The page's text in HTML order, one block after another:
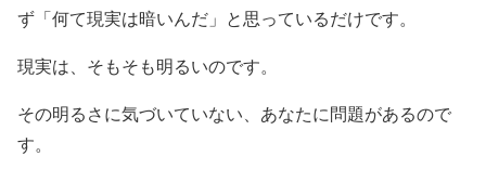
ず「何て現実は暗いんだ」と思っているだけです。
現実は、そもそも明るいのです。
その明るさに気づいていない、あなたに問題があるので
す。